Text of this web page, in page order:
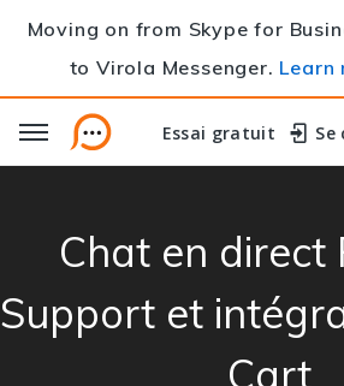
Moving on from Skype for
to Virola Messenger. Learn
Essai gratuit
Essai gratuit Se
Se
Chat en direct
Support et
Cart